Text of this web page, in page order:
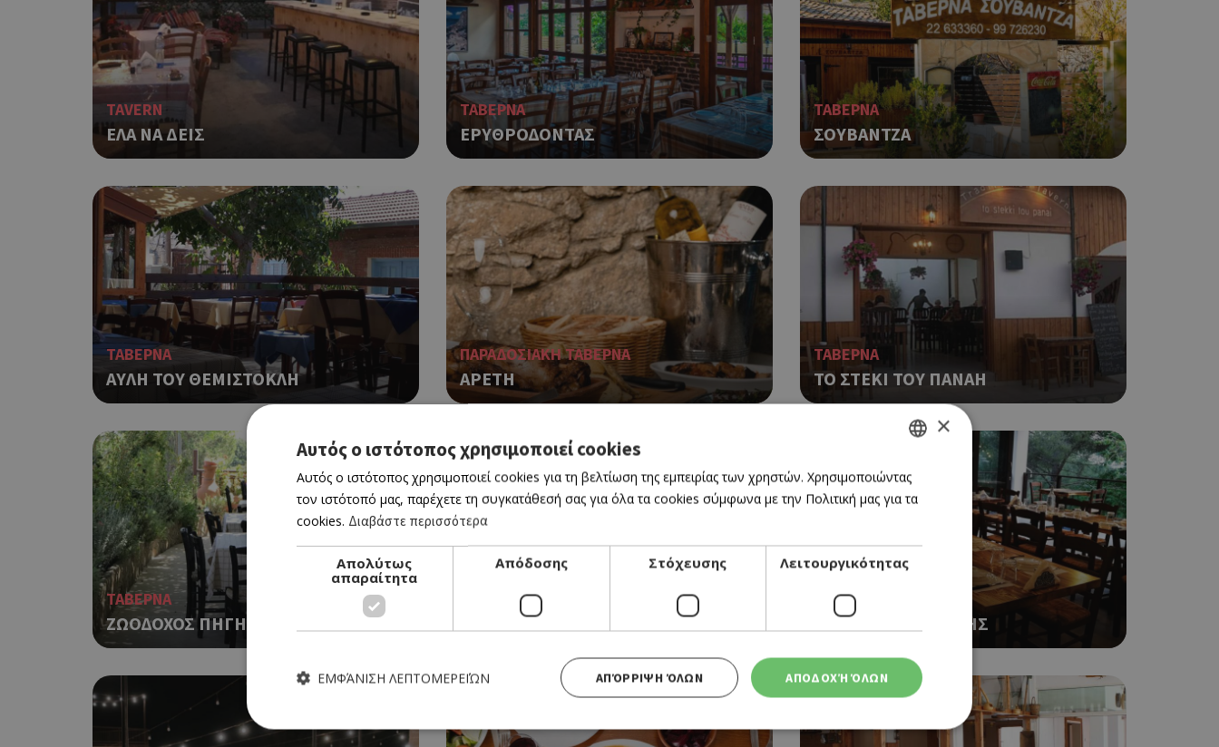
TAVERN
ΕΛΑ ΝΑ ΔΕΙΣ
ΤΑΒΕΡΝΑ
ΕΡΥΘΡΟΔΟΝΤΑΣ
ΤΑΒΕΡΝΑ
ΣΟΥΒΑΝΤΖΑ
ΤΑΒΕΡΝΑ
ΑΥΛΗ ΤΟΥ ΘΕΜΙΣΤΟΚΛΗ
ΠΑΡΑΔΟΣΙΑΚΗ ΤΑΒΕΡΝΑ
ΑΡΕΤΗ
ΤΑΒΕΡΝΑ
TO ΣΤΕΚΙ ΤΟΥ ΠΑΝΑΗ
ΤΑΒΕΡΝΑ
ΖΩΟΔΟΧΟΣ ΠΗΓΗ ΓΙΑ ΠΑΝΤΑ
ΤΑΒΕΡΝΑ
ΤΑΒΕΡΝΑ Ο ΓΑΒΡΙΛΗΣ
ΤΑΒΕΡΝΑ
ΕΣΤΙΑΤΟΡΙΟ ΜΑΚΡΗΣ
BookOnline
GREEK
ENGLISH
×
Αυτός ο ιστότοπος χρησιμοποιεί cookies
Αυτός ο ιστότοπος χρησιμοποιεί cookies για τη βελτίωση της εμπειρίας των χρηστών. Χρησιμοποιώντας
τον ιστότοπό μας, παρέχετε τη συγκατάθεσή σας για όλα τα cookies σύμφωνα με την Πολιτική μας για τα
cookies. Διαβάστε περισσότερα
Απολύτως
απαραίτητα
Απόδοσης Στόχευσης Λειτουργικότητας
ΑΠΟΔΟΧΉ ΌΛΩΝ
ΑΠΌΡΡΙΨΗ ΌΛΩΝ
ΕΜΦΆΝΙΣΗ ΛΕΠΤΟΜΕΡΕΙΏΝ